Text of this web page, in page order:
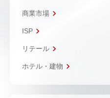
商業市場
ISP
リテール
ホテル・建物